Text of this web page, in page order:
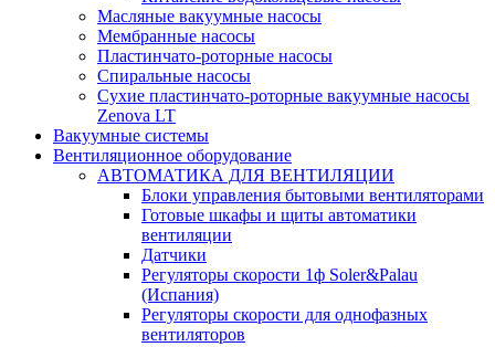
Масляные вакуумные насосы
Мембранные насосы
Пластинчато-роторные насосы
Спиральные насосы
Сухие пластинчато-роторные вакуумные насосы
Zenova LT
Вакуумные системы
Вентиляционное оборудование
АВТОМАТИКА ДЛЯ ВЕНТИЛЯЦИИ
Блоки управления бытовыми вентиляторами
Готовые шкафы и щиты автоматики
вентиляции
Датчики
Регуляторы скорости 1ф Soler&Palau
(Испания)
Регуляторы скорости для однофазных
вентиляторов